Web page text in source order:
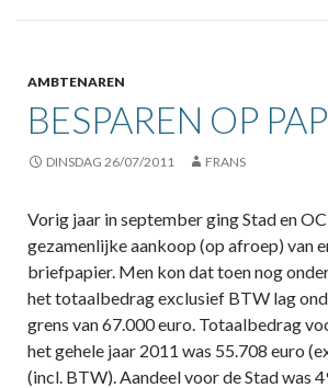
AMBTENAREN
BESPAREN OP
DINSDAG 26/07/2011 FRANS
Vorig jaar in september ging Stad en
gezamenlijke aankoop (op afroep) van
briefpapier. Men kon dat toen nog
het totaalbedrag exclusief BTW lag
grens van 67.000 euro. Totaalbedrag
het gehele jaar 2011 was 55.708 euro
(incl. BTW). Aandeel voor de Stad was